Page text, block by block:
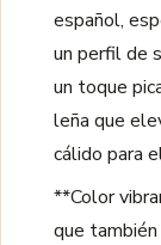
español,
un perfil de
un toque
leña que
cálido para
**Color
que